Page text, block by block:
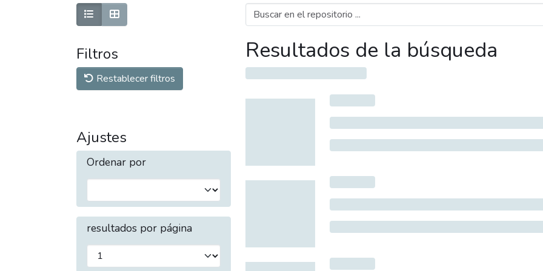
Filtros
Restablecer filtros
Ajustes
Ordenar por
resultados por página
Resultados de la búsqueda